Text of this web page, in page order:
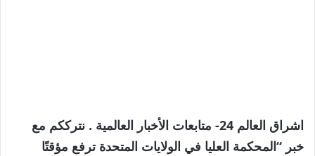
اشراق العالم 24- متابعات الأخبار العالمية . نترككم مع
خبر “المحكمة العليا في الولايات المتحدة ترفع مؤقتًا